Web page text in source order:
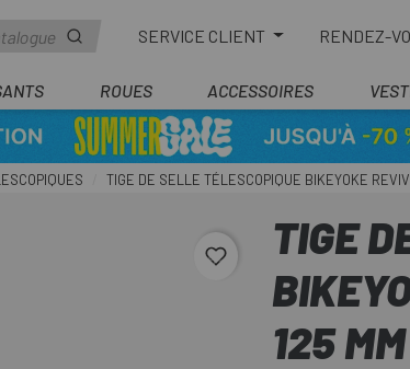
SERVICE CLIENT RENDEZ-
ROUES ACCESSOIRES
TIGE DE SELLE TÉLESCOPIQUE BIKEYOKE
favorite_border
TIGE
125 MM